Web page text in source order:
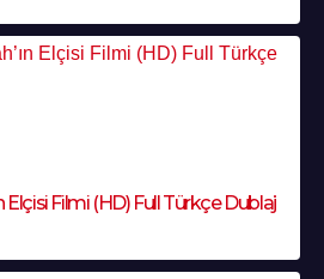
Elçisi Filmi (HD) Full Türkçe Dublaj